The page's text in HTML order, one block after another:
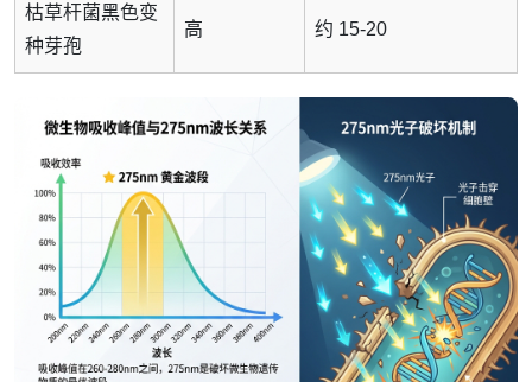
枯草杆菌黑色变
种芽孢
高 约 15-20